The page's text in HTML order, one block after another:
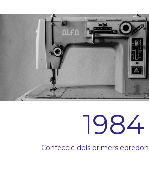
1984
Confecció dels primers